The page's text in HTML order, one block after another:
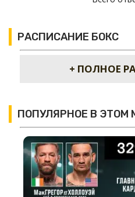
РАСПИСАНИЕ БОКС
+ ПОЛНОЕ
ПОПУЛЯРНОЕ В ЭТОМ